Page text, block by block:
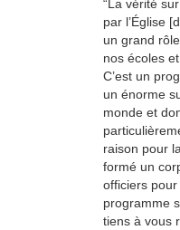
“La vérité
par l’Église
un grand
nos écoles
C’est un
un énorme
monde et
raison pour
formé un
officiers pour
programme
tiens à vous